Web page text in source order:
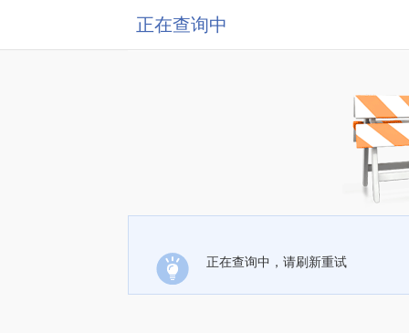
正在查询中
正在查询中，请刷新重试